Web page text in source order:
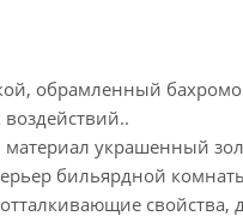
обрамленный
украшенный
бильярдной
свойства,